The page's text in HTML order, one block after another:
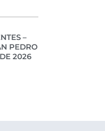
–
PEDRO
2026